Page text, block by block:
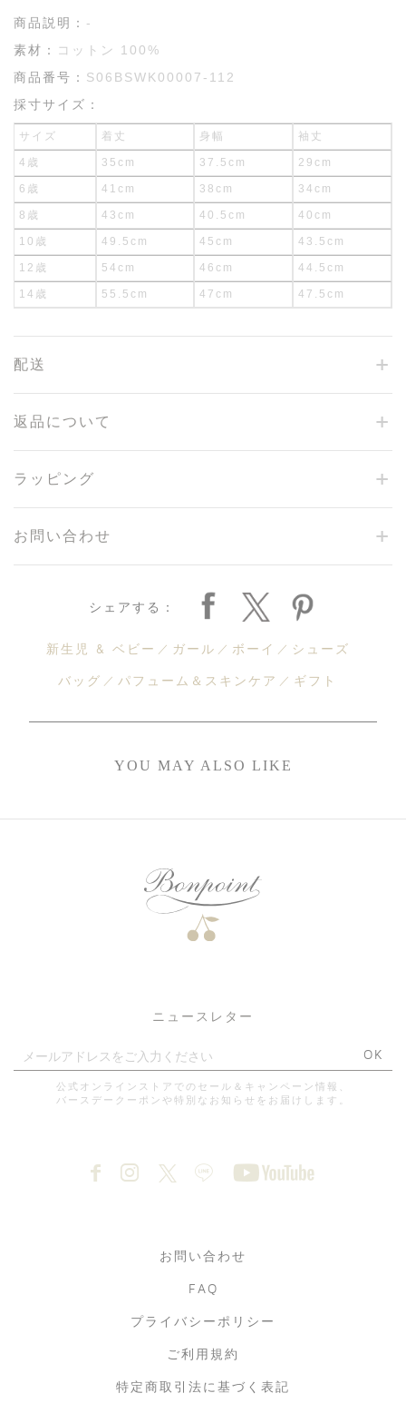
商品説明： -
素材：
コットン 100%
商品番号： S06BSWK00007-112
採寸サイズ：
サイズ 着丈 身幅 袖丈
4歳 35cm 37.5cm 29cm
6歳 41cm 38cm 34cm
8歳 43cm 40.5cm 40cm
10歳 49.5cm 45cm 43.5cm
12歳 54cm 46cm 44.5cm
14歳 55.5cm 47cm 47.5cm
配送
返品について
ラッピング
お問い合わせ
シェアする：
新生児 & ベビー ガール ボーイ シューズ
バッグ パフューム＆スキンケア ギフト
YOU MAY ALSO LIKE
お問い合わせ
FAQ
プライバシーポリシー
ご利用規約
特定商取引法に基づく表記
ニュースレター
OK
公式オンラインストアでのセール＆キャンペーン情報、
バースデークーポンや特別なお知らせをお届けします。